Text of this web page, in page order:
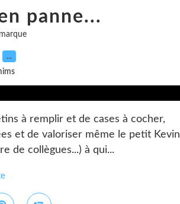
panne...
…
à remplir et de cases à cocher,
et de valoriser même le petit Kevin
de collègues...) à qui...